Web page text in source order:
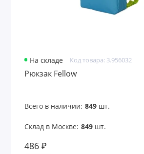
На складе Код товара: 3.956032
Рюкзак Fellow
Всего в наличии: 849шт.
Склад в Москве: 849шт.
486 ₽